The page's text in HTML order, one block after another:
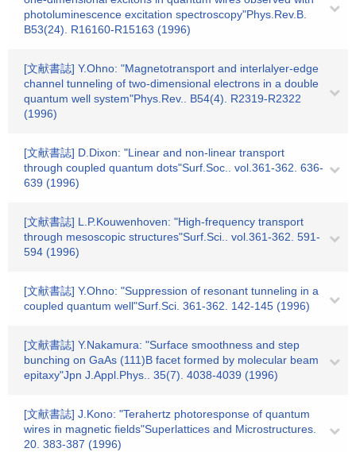
photoluminescence excitation spectroscopy"Phys.Rev.B.
B53(24). R16160-R15163 (1996)
[文献書誌] Y.Ohno: "Magnetotransport and interlalyer-edge
channel tunneling of two-dimensional electrons in a double
quantum well system"Phys.Rev.. B54(4). R2319-R2322
(1996)
[文献書誌] D.Dixon: "Linear and non-linear transport
through coupled quantum dots"Surf.Soc.. vol.361-362. 636-
639 (1996)
[文献書誌] L.P.Kouwenhoven: "High-frequency transport
through mesoscopic structures"Surf.Sci.. vol.361-362. 591-
594 (1996)
[文献書誌] Y.Ohno: "Suppression of resonant tunneling in a
coupled quantum well"Surf.Sci. 361-362. 142-145 (1996)
[文献書誌] Y.Nakamura: "Surface smoothness and step
bunching on GaAs (111)B facet formed by molecular beam
epitaxy"Jpn J.Appl.Phys.. 35(7). 4038-4039 (1996)
[文献書誌] J.Kono: "Terahertz photoresponse of quantum
wires in magnetic fields"Superlattices and Microstructures.
20. 383-387 (1996)